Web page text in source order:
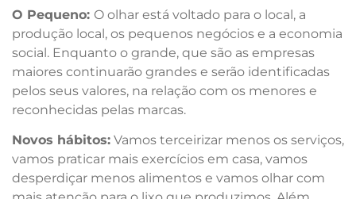
O Pequeno: O olhar está voltado para o local, a
produção local, os pequenos negócios e a economia
social. Enquanto o grande, que são as empresas
maiores continuarão grandes e serão identificadas
pelos seus valores, na relação com os menores e
reconhecidas pelas marcas.
Novos hábitos: Vamos terceirizar menos os serviços,
vamos praticar mais exercícios em casa, vamos
desperdiçar menos alimentos e vamos olhar com